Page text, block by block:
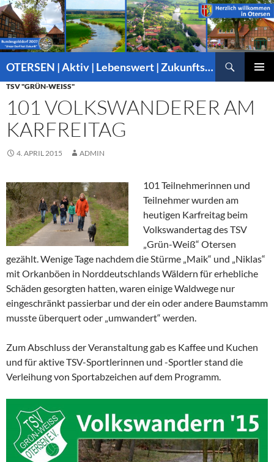
OTERSEN | Aktiv | Lebenswert | Zukunftsorientiert – mitten in Niedersachsen
INHALT
SPRINGEN
TSV "GRÜN-WEISS"
101 VOLKSWANDERER AM
KARFREITAG
4. APRIL 2015 ADMIN
101 Teilnehmerinnen und
Teilnehmer wurden am
heutigen Karfreitag beim
Volkswandertag des TSV
„Grün-Weiß“ Otersen
gezählt. Wenige Tage nachdem die Stürme „Maik“ und „Niklas“
mit Orkanböen in Norddeutschlands Wäldern für erhebliche
Schäden gesorgten hatten, waren einige Waldwege nur
eingeschränkt passierbar und der ein oder andere Baumstamm
musste überquert oder „umwandert“ werden.
Zum Abschluss der Veranstaltung gab es Kaffee und Kuchen
und für aktive TSV-Sportlerinnen und -Sportler stand die
Verleihung von Sportabzeichen auf dem Programm.